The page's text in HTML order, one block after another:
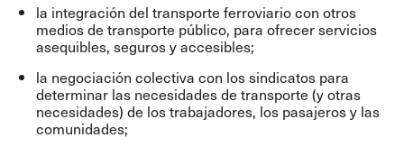
la integración del transporte ferroviario con otros
medios de transporte público, para ofrecer servicios
asequibles, seguros y accesibles;
la negociación colectiva con los sindicatos para
determinar las necesidades de transporte (y otras
necesidades) de los trabajadores, los pasajeros y las
comunidades;